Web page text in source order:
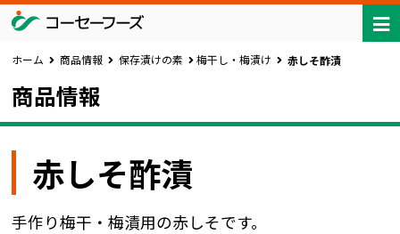
ホーム 商品情報 保存漬けの素 梅干し・梅漬け 赤しそ酢漬
商品情報
赤しそ酢漬
手作り梅干・梅漬用の赤しそです。